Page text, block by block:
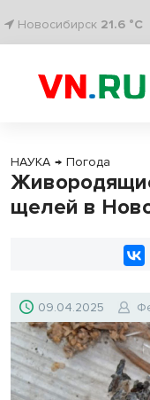
Новосибирск 21.6 °C
НАУКА → Погода
щелей в
09.04.2025